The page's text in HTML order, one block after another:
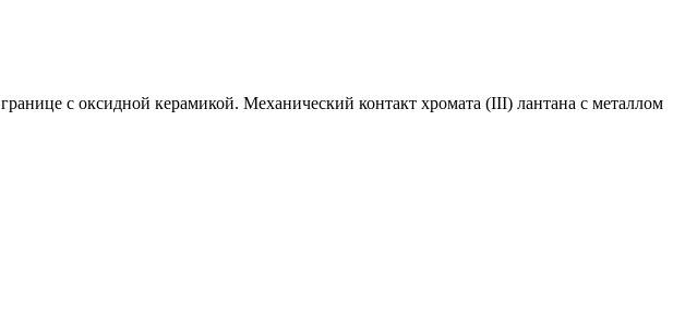
с оксидной керамикой. Механический контакт хромата (III) лантана с металлом